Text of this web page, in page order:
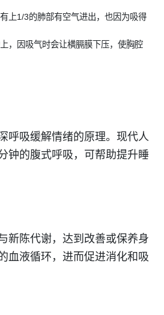
上1/3的肺部有空气进出，也因为吸得
，因吸气时会让横膈膜下压，使胸腔
呼吸缓解情绪的原理。现代人
钟的腹式呼吸，可帮助提升睡
新陈代谢，达到改善或保养身
血液循环，进而促进消化和吸